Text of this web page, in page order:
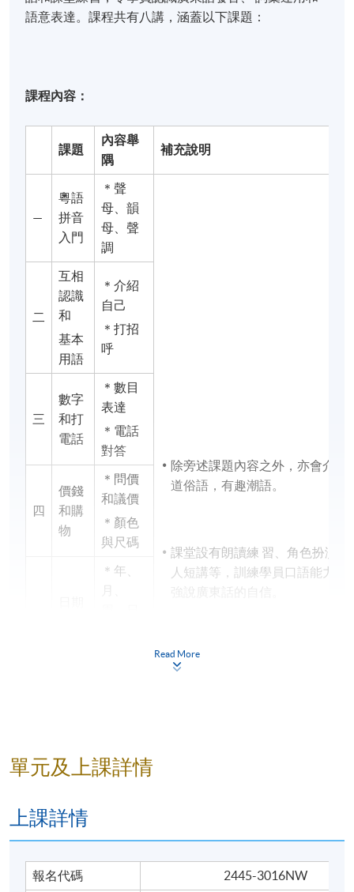
語意表達。課程共有八講，涵蓋以下課題：
課程內容：
課題
內容舉
隅
補充說明
—
粵語
拼音
入門
＊聲
母、韻
母、聲
調
除旁述課題內容之外，亦會介紹
道俗語，有趣潮語。
課堂設有朗讀練 習、角色扮演、
人短講等，訓練學員口語能力，
強說廣東話的自信。
老師會適時播放短片和粵語歌曲
二
互相
認識
和
基本
用語
＊介紹
自己
＊打招
呼
三
數字
和打
電話
＊數目
表達
＊電話
對答
四
價錢
和購
物
＊問價
和議價
＊顏色
與尺碼
＊年、
節
特色和
香港
地名
和交
通
Read More
單元及上課詳情
上課詳情
報名代碼 2445-3016NW